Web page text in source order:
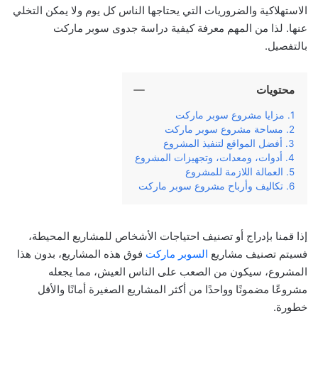
الاستهلاكية والضروريات التي يحتاجها الناس كل يوم ولا يمكن التخلي
عنها. لذا من المهم معرفة كيفية دراسة جدوى سوبر ماركت
بالتفصيل.
محتويات
مزايا مشروع سوبر ماركت
مساحة مشروع سوبر ماركت
أفضل المواقع لتنفيذ المشروع
أدوات، ومعدات، وتجهيزات المشروع
العمالة اللازمة للمشروع
تكاليف وأرباح مشروع سوبر ماركت
إذا قمنا بإدراج أو تصنيف احتياجات الأشخاص للمشاريع المحيطة،
فسيتم تصنيف مشاريع السوبر ماركت فوق هذه المشاريع، بدون هذا
المشروع، سيكون من الصعب على الناس العيش، مما يجعله
مشروعًا مضمونًا وواحدًا من أكثر المشاريع الصغيرة أمانًا والأقل
خطورة.